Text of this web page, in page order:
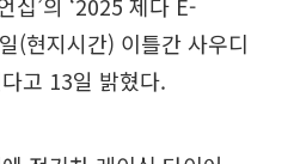
(현지시간) 이틀간 사우디
고 13일 밝혔다.